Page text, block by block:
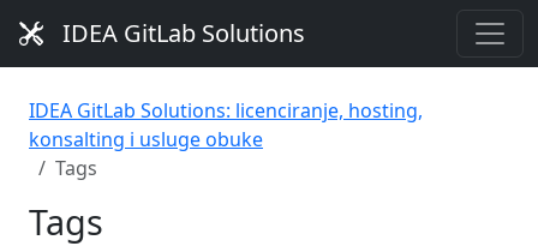
IDEA GitLab Solutions
IDEA GitLab Solutions: licenciranje, hosting,
konsalting i usluge obuke
Tags
Tags